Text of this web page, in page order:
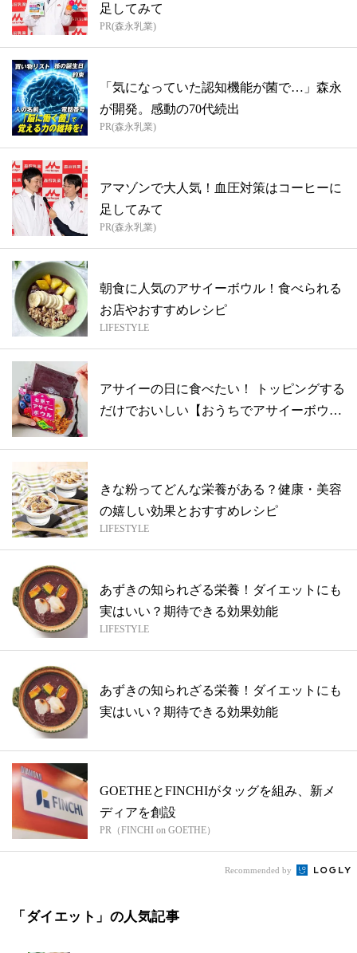
足してみて
PR(森永乳業)
「気になっていた認知機能が菌で…」森永
が開発。感動の70代続出
PR(森永乳業)
アマゾンで大人気！血圧対策はコーヒーに
足してみて
PR(森永乳業)
朝食に人気のアサイーボウル！食べられる
お店やおすすめレシピ
LIFESTYLE
アサイーの日に食べたい！ トッピングする
だけでおいしい【おうちでアサイーボウ
きな粉ってどんな栄養がある？健康・美容
の嬉しい効果とおすすめレシピ
LIFESTYLE
あずきの知られざる栄養！ダイエットにも
実はいい？期待できる効果効能
LIFESTYLE
あずきの知られざる栄養！ダイエットにも
実はいい？期待できる効果効能
GOETHEとFINCHIがタッグを組み、新メ
ディアを創設
PR（FINCHI on GOETHE）
Recommended by
「ダイエット」の人気記事